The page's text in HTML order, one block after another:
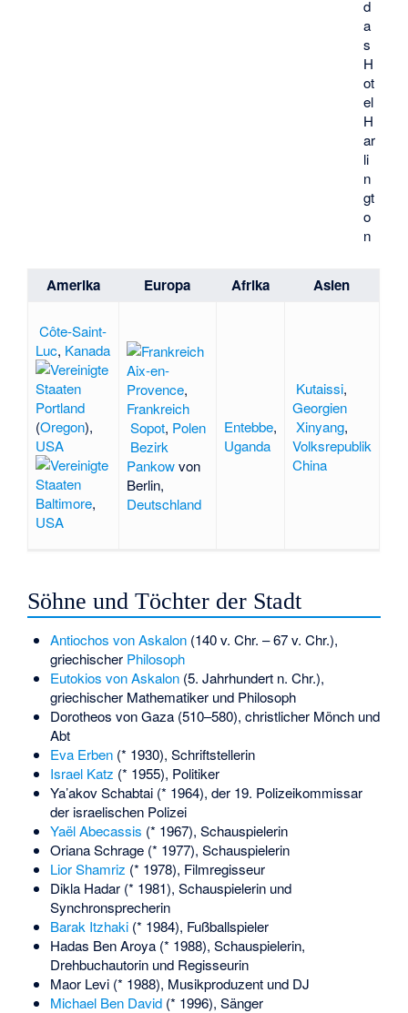
d
a
s
H
ot
el
H
ar
li
n
gt
o
n
Amerika Europa Afrika Asien
Côte-Saint-
Luc, Kanada
Portland
(Oregon),
USA
Baltimore,
USA
Aix-en-
Provence,
Frankreich
Sopot, Polen
Bezirk
Pankowvon
Berlin,
Deutschland
Entebbe,
Uganda
Kutaissi,
Georgien
Xinyang,
Volksrepublik
China
Söhne und Töchter der Stadt
Antiochos von Askalon(140 v. Chr. – 67 v. Chr.),
griechischer Philosoph
Eutokios von Askalon(5. Jahrhundert n. Chr.),
griechischer Mathematiker und Philosoph
Dorotheos von Gaza(510–580), christlicher Mönch und
Abt
Eva Erben(* 1930), Schriftstellerin
Israel Katz (* 1955), Politiker
Ya’akov Schabtai(* 1964), der 19. Polizeikommissar
der israelischen Polizei
Yaël Abecassis (* 1967), Schauspielerin
Oriana Schrage(* 1977), Schauspielerin
Lior Shamriz (* 1978), Filmregisseur
Dikla Hadar(* 1981), Schauspielerin und
Synchronsprecherin
Barak Itzhaki(* 1984), Fußballspieler
Hadas Ben Aroya(* 1988), Schauspielerin,
Drehbuchautorin und Regisseurin
Maor Levi(* 1988), Musikproduzent und DJ
Michael Ben David(* 1996), Sänger